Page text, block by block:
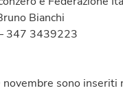
Bianchi
347 3439223
sono inseriti